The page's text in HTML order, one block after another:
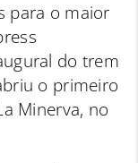
para o maior
do trem
o primeiro
Minerva, no